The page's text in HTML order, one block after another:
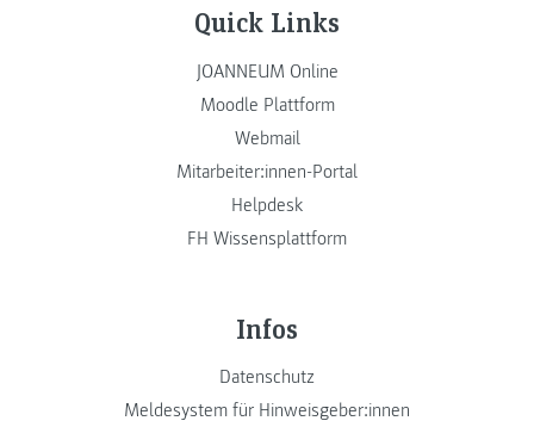
Quick Links
JOANNEUM Online
Moodle Plattform
Webmail
Mitarbeiter:innen-Portal
Helpdesk
FH Wissensplattform
Infos
Datenschutz
Meldesystem für Hinweisgeber:innen